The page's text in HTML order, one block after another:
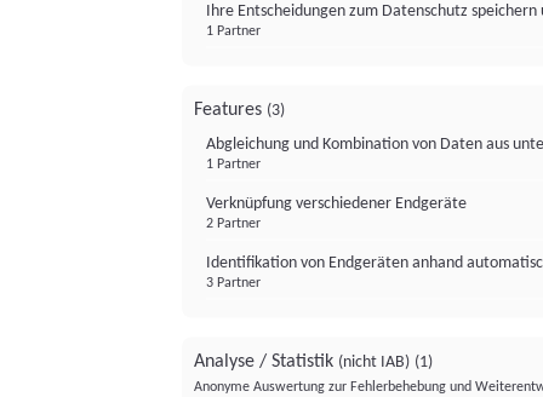
Ihre Entscheidungen zum Datenschutz
1 Partner
Features (3)
Abgleichung und Kombination von Daten aus
1 Partner
Verknüpfung verschiedener Endgeräte
2 Partner
Identifikation von Endgeräten anhand
3 Partner
Analyse / Statistik (nicht IAB) (1)
Anonyme Auswertung zur Fehlerbehebung und